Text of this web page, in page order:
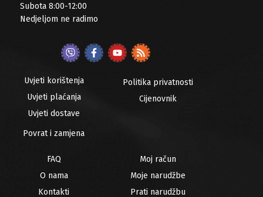
Subota 8:00-12:00
Nedjeljom ne radimo
Uvjeti korištenja
Uvjeti plaćanja
Uvjeti dostave
Povrat i zamjena
Politika privatnosti
Cijenovnik
FAQ
O nama
Kontakti
Moj račun
Moje narudžbe
Prati narudžbu